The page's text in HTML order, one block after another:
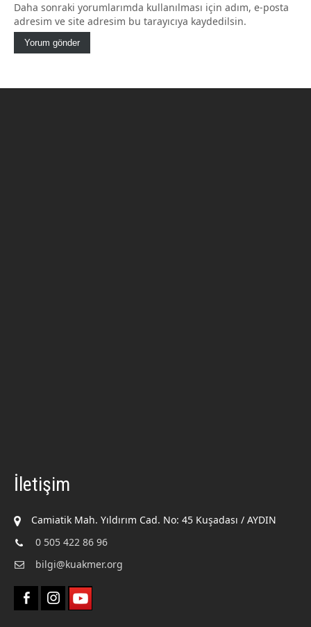
Daha sonraki yorumlarımda kullanılması için adım, e-posta
adresim ve site adresim bu tarayıcıya kaydedilsin.
İletişim
Camiatik Mah. Yıldırım Cad. No: 45 Kuşadası / AYDIN
0 505 422 86 96
bilgi@kuakmer.org